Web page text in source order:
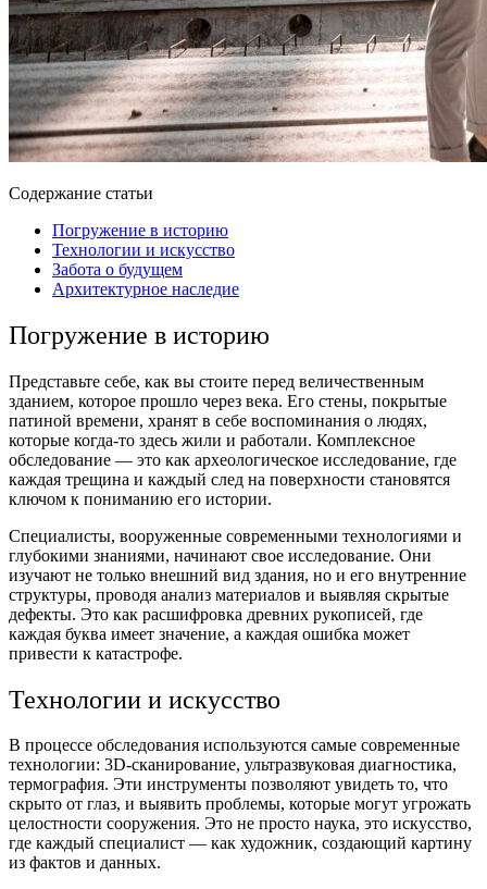
Содержание статьи
Погружение в историю
Технологии и искусство
Забота о будущем
Архитектурное наследие
Погружение в историю
Представьте себе, как вы стоите перед величественным
зданием, которое прошло через века. Его стены, покрытые
патиной времени, хранят в себе воспоминания о людях,
которые когда-то здесь жили и работали. Комплексное
обследование — это как археологическое исследование, где
каждая трещина и каждый след на поверхности становятся
ключом к пониманию его истории.
Специалисты, вооруженные современными технологиями и
глубокими знаниями, начинают свое исследование. Они
изучают не только внешний вид здания, но и его внутренние
структуры, проводя анализ материалов и выявляя скрытые
дефекты. Это как расшифровка древних рукописей, где
каждая буква имеет значение, а каждая ошибка может
привести к катастрофе.
Технологии и искусство
В процессе обследования используются самые современные
технологии: 3D-сканирование, ультразвуковая диагностика,
термография. Эти инструменты позволяют увидеть то, что
скрыто от глаз, и выявить проблемы, которые могут угрожать
целостности сооружения. Это не просто наука, это искусство,
где каждый специалист — как художник, создающий картину
из фактов и данных.